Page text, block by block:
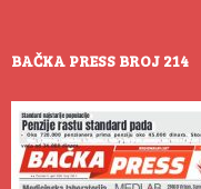
BAČKA PRESS BROJ 214